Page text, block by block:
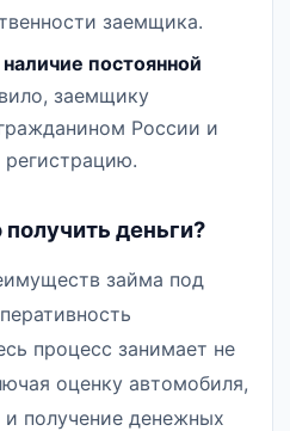
заемщика.
постоянной
заемщику
России и
деньги?
займа под
процесс занимает не
оценку автомобиля,
получение денежных